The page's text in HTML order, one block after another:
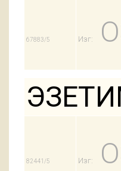
67883/5 Изг:
82441/5 Изг: